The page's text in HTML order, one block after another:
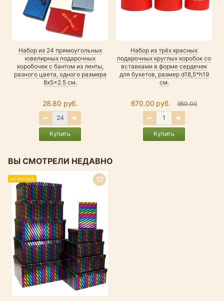
Набор из 24 прямоугольных
ювелирных подарочных
коробочек с бантом из ленты,
разного цвета, одного размера
8x5x2.5 см.
28.80 руб.
Купить
Набор из трёх красных
подарочных круглых коробок со
вставками в форме сердечек
для букетов, размер d18,5*h19
см.
670.00 руб. 950.00
Купить
ВЫ СМОТРЕЛИ НЕДАВНО
НОВИНКА